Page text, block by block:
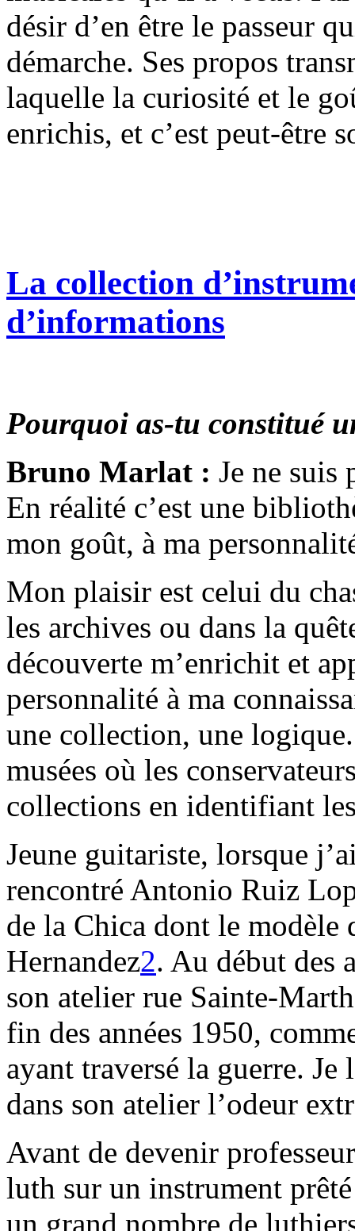
désir d’en être le passeur
démarche. Ses propos
laquelle la curiosité et le
enrichis, et c’est peut-être
La collection
d’informations
Pourquoi as-tu constitué
Bruno Marlat : Je ne suis
En réalité c’est une
mon goût, à ma
Mon plaisir est celui du
les archives ou dans la
découverte m’enrichit et
personnalité à ma
une collection, une logique.
musées où les
collections en identifiant
Jeune guitariste, lorsque
rencontré Antonio Ruiz
de la Chica dont le modèle
Hernandez2. Au début des
son atelier rue Sainte-
fin des années 1950,
ayant traversé la guerre.
dans son atelier l’odeur
Avant de devenir
luth sur un instrument
un grand nombre de